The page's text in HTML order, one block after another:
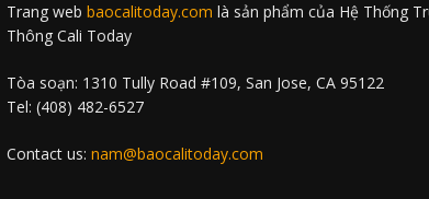
Trang web baocalitoday.com là sản phẩm của Hệ Thống
Thông Cali Today
Tòa soạn: 1310 Tully Road #109, San Jose, CA 95122
Tel: (408) 482-6527
Contact us: nam@baocalitoday.com